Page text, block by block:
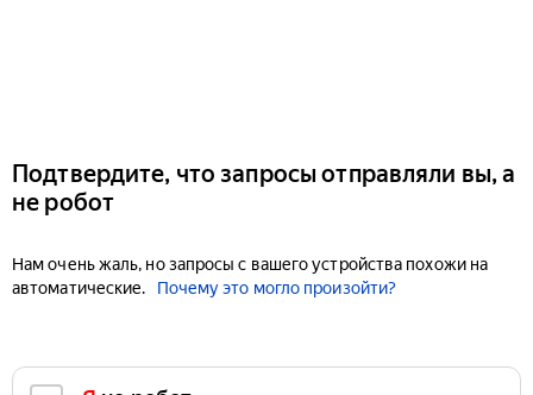
Подтвердите, что запросы отправляли вы, а
не робот
Нам очень жаль, но запросы с вашего устройства похожи на
автоматические.
Почему это могло произойти?